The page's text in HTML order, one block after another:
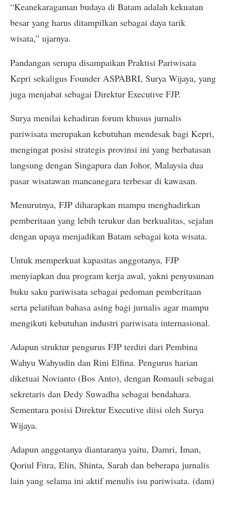
“Keanekaragaman budaya di Batam adalah kekuatan
besar yang harus ditampilkan sebagai daya tarik
wisata,” ujarnya.
Pandangan serupa disampaikan Praktisi Pariwisata
Kepri sekaligus Founder ASPABRI, Surya Wijaya, yang
juga menjabat sebagai Direktur Executive FJP.
Surya menilai kehadiran forum khusus jurnalis
pariwisata merupakan kebutuhan mendesak bagi Kepri,
mengingat posisi strategis provinsi ini yang berbatasan
langsung dengan Singapura dan Johor, Malaysia dua
pasar wisatawan mancanegara terbesar di kawasan.
Menurutnya, FJP diharapkan mampu menghadirkan
pemberitaan yang lebih terukur dan berkualitas, sejalan
dengan upaya menjadikan Batam sebagai kota wisata.
Untuk memperkuat kapasitas anggotanya, FJP
menyiapkan dua program kerja awal, yakni penyusunan
buku saku pariwisata sebagai pedoman pemberitaan
serta pelatihan bahasa asing bagi jurnalis agar mampu
mengikuti kebutuhan industri pariwisata internasional.
Adapun struktur pengurus FJP terdiri dari Pembina
Wahyu Wahyudin dan Rini Elfina. Pengurus harian
diketuai Novianto (Bos Anto), dengan Romauli sebagai
sekretaris dan Dedy Suwadha sebagai bendahara.
Sementara posisi Direktur Executive diisi oleh Surya
Wijaya.
Adapun anggotanya diantaranya yaitu, Damri, Iman,
Qoriul Fitra, Elin, Shinta, Sarah dan beberapa jurnalis
lain yang selama ini aktif menulis isu pariwisata. (dam)